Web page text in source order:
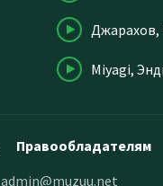
Джарахов,
Miyagi,
Правообладателям
admin@muzuu.net